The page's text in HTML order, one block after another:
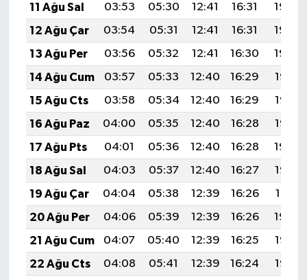
11 Ağu Sal
03:53 05:30 12:41 16:31
19:42
12 Ağu Çar
03:54 05:31 12:41 16:31
19:40
13 Ağu Per
03:56 05:32 12:41 16:30
19:39
14 Ağu Cum
03:57 05:33 12:40 16:29
19:38
15 Ağu Cts
03:58 05:34 12:40 16:29
19:36
16 Ağu Paz
04:00 05:35 12:40 16:28
19:35
17 Ağu Pts
04:01 05:36 12:40 16:28
19:34
18 Ağu Sal
04:03 05:37 12:40 16:27
19:32
19 Ağu Çar
04:04 05:38 12:39 16:26
19:31
20 Ağu Per
04:06 05:39 12:39 16:26
19:29
21 Ağu Cum
04:07 05:40 12:39 16:25
19:28
22 Ağu Cts
04:08 05:41 12:39 16:24
19:26